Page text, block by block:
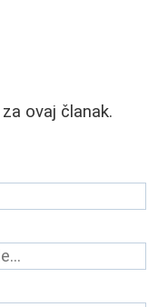
ovaj članak.